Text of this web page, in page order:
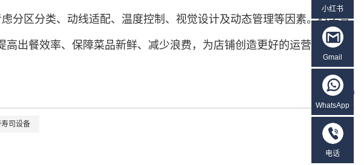
分区分类、动线适配、温度控制、视觉设计及动态管理等因素。科学合
出餐效率、保障菜品新鲜、减少浪费，为店铺创造更好的运营效益。
0
司设备
小红书
Gmail
WhatsApp
电话